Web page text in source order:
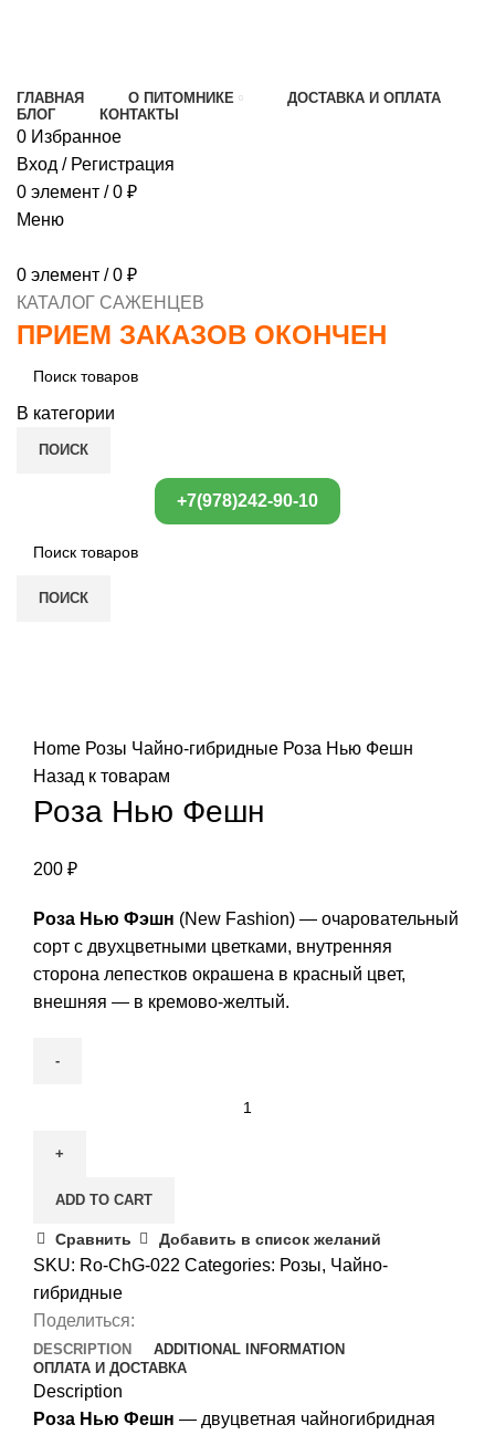
ГЛАВНАЯ О ПИТОМНИКЕ
ДОСТАВКА И ОПЛАТА
БЛОГ
КОНТАКТЫ
0 Избранное
Вход / Регистрация
0 элемент / 0 ₽
Меню
0 элемент / 0 ₽
КАТАЛОГ САЖЕНЦЕВ
ПРИЕМ ЗАКАЗОВ ОКОНЧЕН
В категории
ПОИСК
+7(978)242-90-10
ПОИСК
Home Розы Чайно-гибридные Роза Нью Фешн
Назад к товарам
Роза Нью Фешн
200 ₽
Роза Нью Фэшн (New Fashion) — очаровательный
сорт с двухцветными цветками, внутренняя
сторона лепестков окрашена в красный цвет,
внешняя — в кремово-желтый.
Фешн
ADD TO CART
Сравнить Добавить в список желаний
SKU: Ro-ChG-022 Categories: Розы, Чайно-
гибридные
Поделиться:
DESCRIPTION
ADDITIONAL INFORMATION
ОПЛАТА И ДОСТАВКА
Description
Роза Нью Фешн — двуцветная чайногибридная